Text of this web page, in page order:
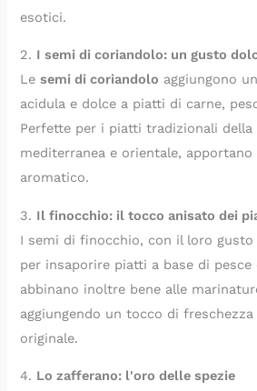
esotici.
2. I semi di coriandolo: un gusto
Lesemi di coriandolo aggiungono
acidula e dolce a piatti di carne,
Perfette per i piatti tradizionali della
mediterranea e orientale,
aromatico.
3. Il finocchio: il tocco anisato dei
I semi di finocchio, con il loro gusto
per insaporire piatti a base di
abbinano inoltre bene alle
aggiungendo un tocco di
originale.
4. Lo zafferano: l'oro delle spezie